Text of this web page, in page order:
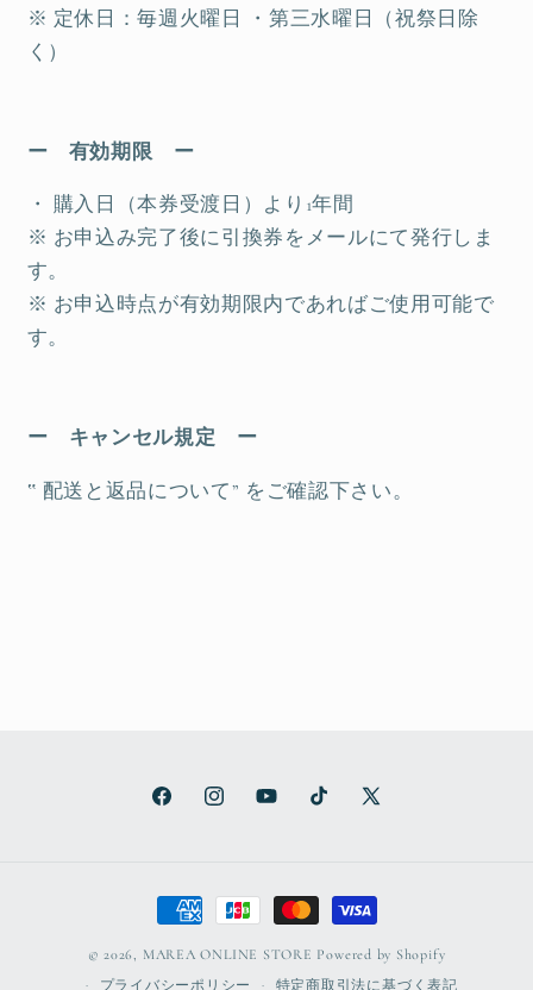
※ 定休日：毎週火曜日
・第三水曜日（祝祭日除
く）
ー 有効期限 ー
・ 購入日（本券受渡日）より1年間
※ お申込み完了後に引換券をメールにて発行しま
す。
※ お申込時点が有効期限内であればご使用可能で
す。
ー キャンセル規定 ー
‟ 配送と返品について” をご確認下さい。
FacebookInstagramYouTubeTikTokX
決
済
方
© 2026, MAREA ONLINE STORE Powered by Shopify
プライバシーポリシー
特定商取引法に基づく表記